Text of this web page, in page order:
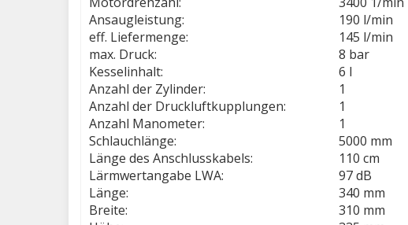
Ansaugleistung:
190 l/min
eff. Liefermenge:
145 l/min
max. Druck:
8 bar
Kesselinhalt:
6 l
Anzahl der Zylinder:
1
Anzahl der Druckluftkupplungen:
1
Anzahl Manometer:
1
Schlauchlänge:
5000 mm
Länge des Anschlusskabels:
110 cm
Lärmwertangabe LWA:
97 dB
Länge:
340 mm
Breite:
310 mm